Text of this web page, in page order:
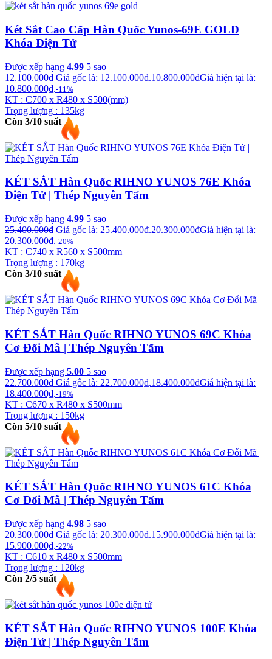
Két Sắt Cao Cấp Hàn Quốc Yunos-69E GOLD
Khóa Điện Tử
Được xếp hạng 4.99 5 sao
12.100.000₫ Giá gốc là: 12.100.000₫.10.800.000₫Giá hiện tại là:
10.800.000₫.-11%
KT : C700 x R480 x S500(mm)
Trọng lượng : 135kg
Còn 3/10 suất
KÉT SẮT Hàn Quốc RIHNO YUNOS 76E Khóa
Điện Tử | Thép Nguyên Tấm
Được xếp hạng 4.99 5 sao
25.400.000₫ Giá gốc là: 25.400.000₫.20.300.000₫Giá hiện tại là:
20.300.000₫.-20%
KT : C740 x R560 x S500mm
Trọng lượng : 170kg
Còn 3/10 suất
KÉT SẮT Hàn Quốc RIHNO YUNOS 69C Khóa
Cơ Đổi Mã | Thép Nguyên Tấm
Được xếp hạng 5.00 5 sao
22.700.000₫ Giá gốc là: 22.700.000₫.18.400.000₫Giá hiện tại là:
18.400.000₫.-19%
KT : C670 x R480 x S500mm
Trọng lượng : 150kg
Còn 5/10 suất
KÉT SẮT Hàn Quốc RIHNO YUNOS 61C Khóa
Cơ Đổi Mã | Thép Nguyên Tấm
Được xếp hạng 4.98 5 sao
20.300.000₫ Giá gốc là: 20.300.000₫.15.900.000₫Giá hiện tại là:
15.900.000₫.-22%
KT : C610 x R480 x S500mm
Trọng lượng : 120kg
Còn 2/5 suất
KÉT SẮT Hàn Quốc RIHNO YUNOS 100E Khóa
Điện Tử | Thép Nguyên Tấm